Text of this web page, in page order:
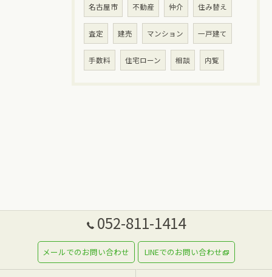
名古屋市 不動産 仲介 住み替え
査定 建売 マンション 一戸建て
手数料 住宅ローン 相談 内覧
052-811-1414
メールでのお問い合わせ LINEでのお問い合わせ